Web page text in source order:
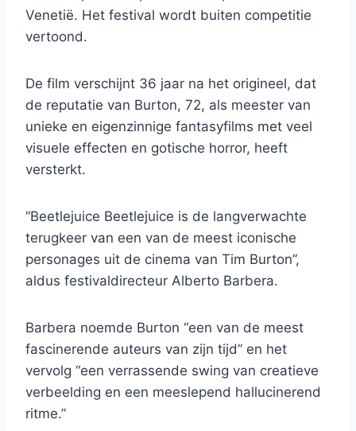
Venetië. Het festival wordt buiten competitie
vertoond.
De film verschijnt 36 jaar na het origineel, dat
de reputatie van Burton, 72, als meester van
unieke en eigenzinnige fantasyfilms met veel
visuele effecten en gotische horror, heeft
versterkt.
“Beetlejuice Beetlejuice is de langverwachte
terugkeer van een van de meest iconische
personages uit de cinema van Tim Burton”,
aldus festivaldirecteur Alberto Barbera.
Barbera noemde Burton “een van de meest
fascinerende auteurs van zijn tijd” en het
vervolg “een verrassende swing van creatieve
verbeelding en een meeslepend hallucinerend
ritme.”